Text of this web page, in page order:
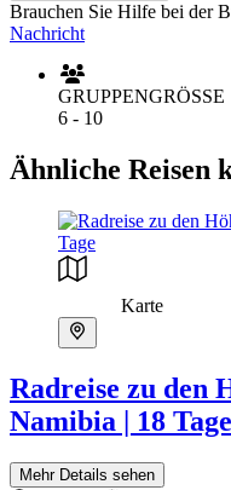
Brauchen Sie Hilfe bei der
Nachricht
GRUPPENGRÖSSE
6 - 10
Ähnliche Reisen
Karte
Radreise zu den
Namibia | 18 Tage
Mehr Details sehen